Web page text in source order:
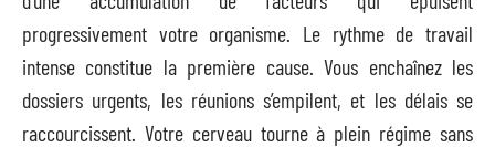
progressivement votre organisme. Le rythme de travail
intense constitue la première cause. Vous enchaînez les
dossiers urgents, les réunions s’empilent, et les délais se
raccourcissent. Votre cerveau tourne à plein régime sans